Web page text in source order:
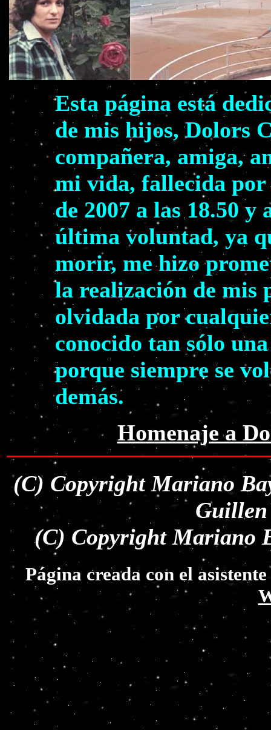
Esta página está
de mis hijos, Dolors
compañera, amiga,
mi vida, fallecida por
de 2007 a las 18.50
última voluntad, ya
morir, me hizo
la realización de mis
olvidada por
conocido tan sólo
porque siempre se
demás.
Homenaje a
(C) Copyright Mariano
Guillen
(C) Copyright Mariano
Página creada con el